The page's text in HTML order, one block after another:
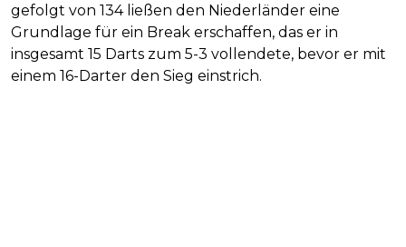
gefolgt von 134 ließen den Niederländer eine
Grundlage für ein Break erschaffen, das er in
insgesamt 15 Darts zum 5-3 vollendete, bevor er mit
einem 16-Darter den Sieg einstrich.